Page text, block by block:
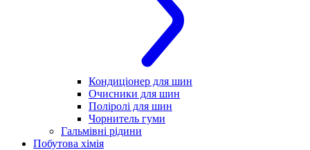
Кондиціонер для шин
Очисники для шин
Поліролі для шин
Чорнитель гуми
Гальмівні рідини
Побутова хімія